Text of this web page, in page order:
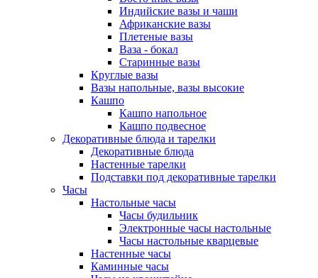
Индийские вазы и чаши
Африканские вазы
Плетеные вазы
Ваза - бокал
Старинные вазы
Круглые вазы
Вазы напольные, вазы высокие
Кашпо
Кашпо напольное
Кашпо подвесное
Декоративные блюда и тарелки
Декоративные блюда
Настенные тарелки
Подставки под декоративные тарелки
Часы
Настольные часы
Часы будильник
Электронные часы настольные
Часы настольные кварцевые
Настенные часы
Каминные часы